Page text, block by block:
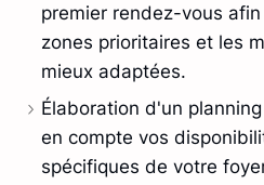
premier rendez-vous
zones prioritaires et les
mieux adaptées.
Élaboration d'un
en compte vos
spécifiques de votre